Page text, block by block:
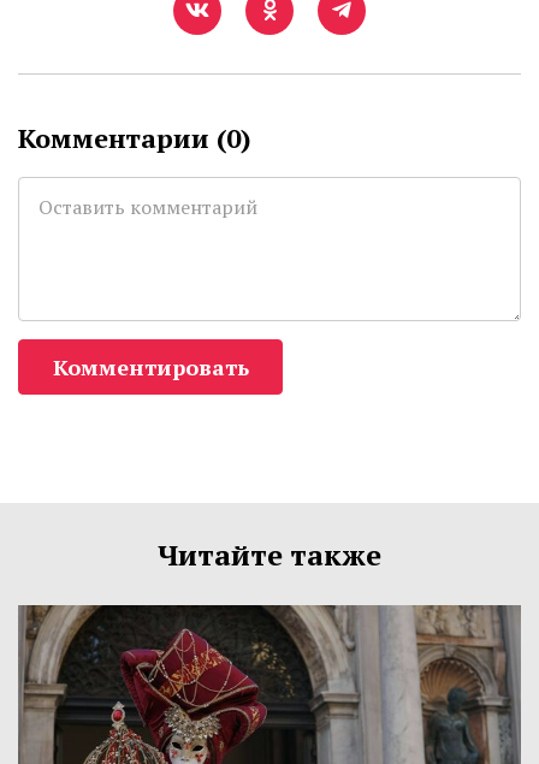
Комментарии (0)
Комментировать
Читайте также